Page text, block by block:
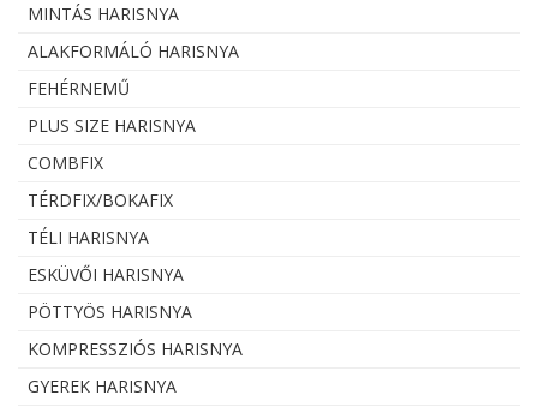
MINTÁS HARISNYA
ALAKFORMÁLÓ HARISNYA
FEHÉRNEMŰ
PLUS SIZE HARISNYA
COMBFIX
TÉRDFIX/BOKAFIX
TÉLI HARISNYA
ESKÜVŐI HARISNYA
PÖTTYÖS HARISNYA
KOMPRESSZIÓS HARISNYA
GYEREK HARISNYA